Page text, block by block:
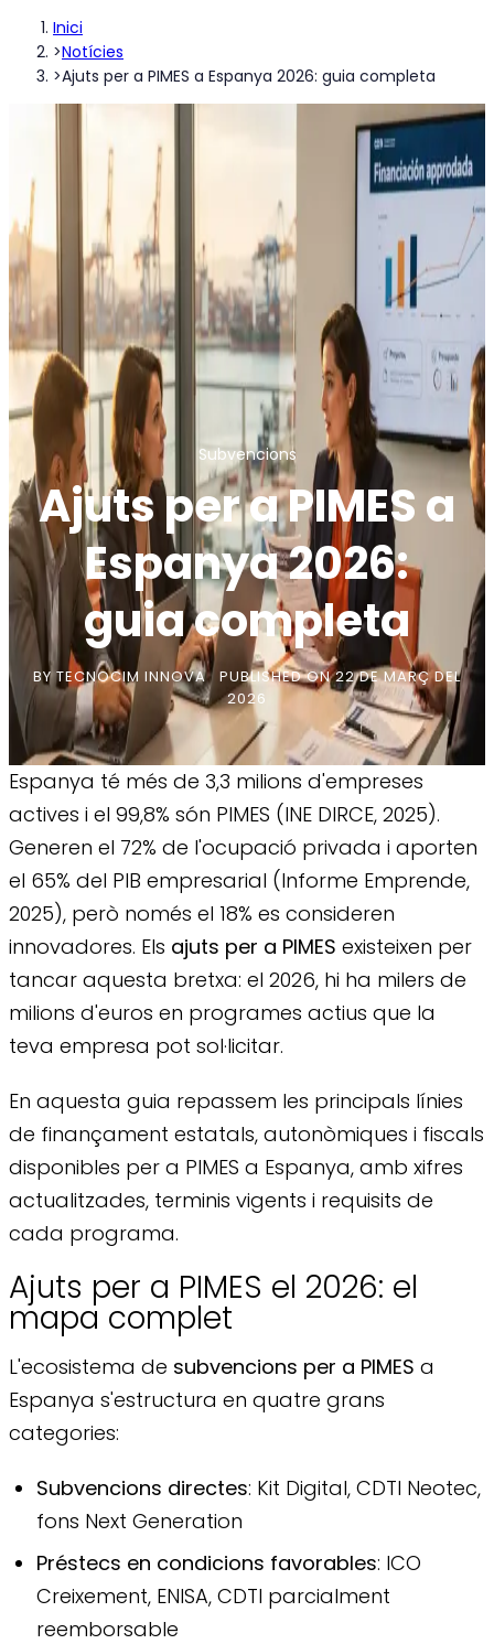
Inici
>Notícies
>Ajuts per a PIMES a Espanya 2026: guia completa
Subvencions
Ajuts per a PIMES a
Espanya 2026:
guia completa
BYTECNOCIM INNOVAPUBLISHED ON 22 DE MARÇ DEL
2026
Espanya té més de 3,3 milions d'empreses
actives i el 99,8% són PIMES (INE DIRCE, 2025).
Generen el 72% de l'ocupació privada i aporten
el 65% del PIB empresarial (Informe Emprende,
2025), però només el 18% es consideren
innovadores. Els ajuts per a PIMES existeixen per
tancar aquesta bretxa: el 2026, hi ha milers de
milions d'euros en programes actius que la
teva empresa pot sol·licitar.
En aquesta guia repassem les principals línies
de finançament estatals, autonòmiques i fiscals
disponibles per a PIMES a Espanya, amb xifres
actualitzades, terminis vigents i requisits de
cada programa.
Ajuts per a PIMES el 2026: el
mapa complet
L'ecosistema de subvencions per a PIMES a
Espanya s'estructura en quatre grans
categories:
Subvencions directes: Kit Digital, CDTI Neotec,
fons Next Generation
Préstecs en condicions favorables: ICO
Creixement, ENISA, CDTI parcialment
reemborsable